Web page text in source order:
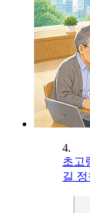
4.
초고
길